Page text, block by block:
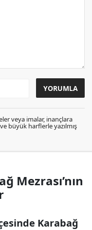
veya imalar, inançlara
büyük harflerle yazılmış
Mezrası’nın
Karabağ